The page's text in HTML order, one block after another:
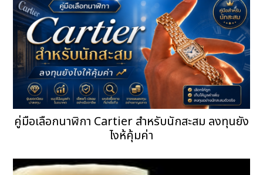
คู่มือเลือกนาฬิกา Cartier สำหรับนักสะสม ลงทุนยัง
ไงห้คุ้มค่า